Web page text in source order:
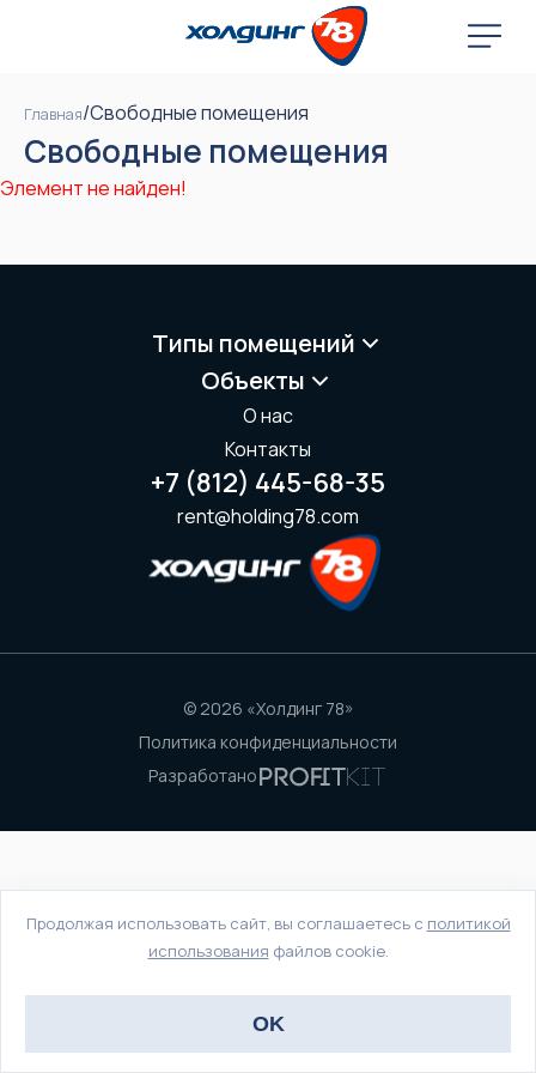
Главная/Свободные помещения
Свободные помещения
Элемент не найден!
Типы помещений
Объекты
О нас
Контакты
+7 (812) 445-68-35
rent@holding78.com
© 2026 «Холдинг 78»
Политика конфиденциальности
Разработано
Продолжая использовать сайт, вы соглашаетесь с политикой
использования файлов cookie.
OK